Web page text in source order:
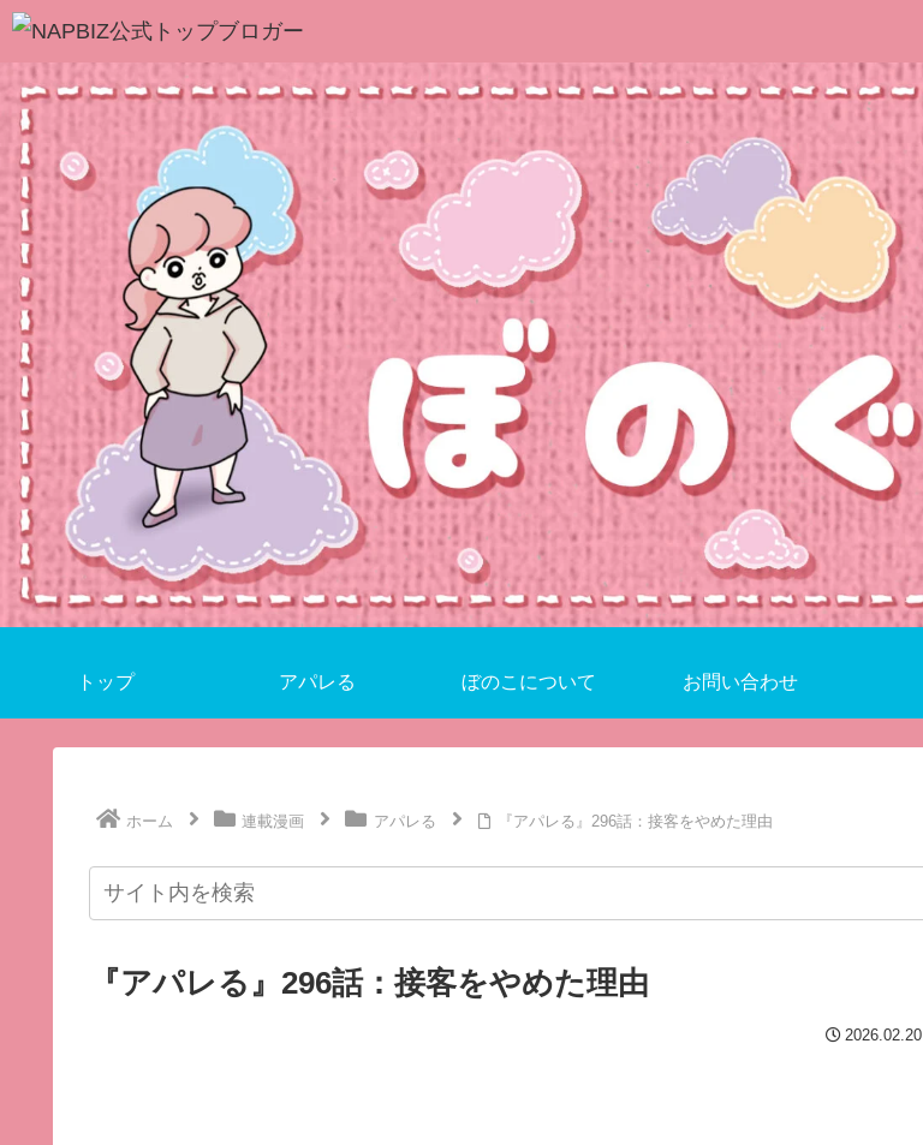
トップ アパレる ぼのこについて お問い合わせ
ホーム 連載漫画 アパレる 『アパレる』296話：接客をやめた理由
『アパレる』296話：接客をやめた理由
2026.02.20